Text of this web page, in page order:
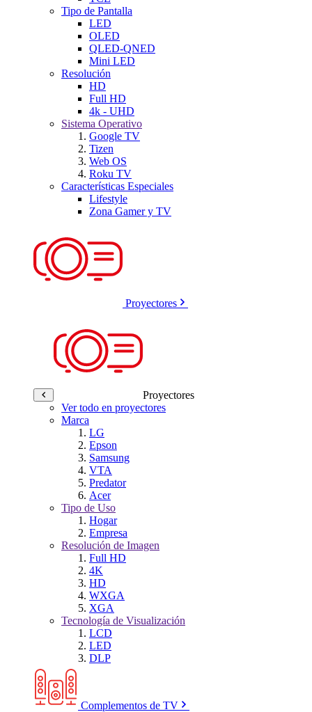
Tipo de Pantalla
LED
OLED
QLED-QNED
Mini LED
Resolución
HD
Full HD
4k - UHD
Sistema Operativo
Google TV
Tizen
Web OS
Roku TV
Características Especiales
Lifestyle
Zona Gamer y TV
Proyectores
Proyectores
Ver todo en proyectores
Marca
LG
Epson
Samsung
VTA
Predator
Acer
Tipo de Uso
Hogar
Empresa
Resolución de Imagen
Full HD
4K
HD
WXGA
XGA
Tecnología de Visualización
LCD
LED
DLP
Complementos de TV